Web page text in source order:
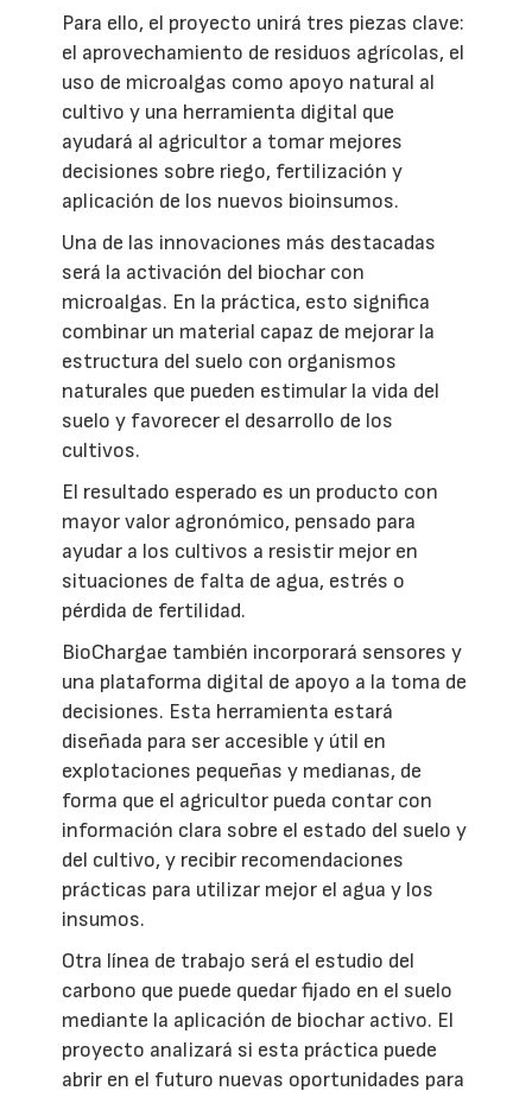
Para ello, el proyecto unirá tres piezas clave:
el aprovechamiento de residuos agrícolas, el
uso de microalgas como apoyo natural al
cultivo y una herramienta digital que
ayudará al agricultor a tomar mejores
decisiones sobre riego, fertilización y
aplicación de los nuevos bioinsumos.
Una de las innovaciones más destacadas
será la activación del biochar con
microalgas. En la práctica, esto significa
combinar un material capaz de mejorar la
estructura del suelo con organismos
naturales que pueden estimular la vida del
suelo y favorecer el desarrollo de los
cultivos.
El resultado esperado es un producto con
mayor valor agronómico, pensado para
ayudar a los cultivos a resistir mejor en
situaciones de falta de agua, estrés o
pérdida de fertilidad.
BioChargae también incorporará sensores y
una plataforma digital de apoyo a la toma de
decisiones. Esta herramienta estará
diseñada para ser accesible y útil en
explotaciones pequeñas y medianas, de
forma que el agricultor pueda contar con
información clara sobre el estado del suelo y
del cultivo, y recibir recomendaciones
prácticas para utilizar mejor el agua y los
insumos.
Otra línea de trabajo será el estudio del
carbono que puede quedar fijado en el suelo
mediante la aplicación de biochar activo. El
proyecto analizará si esta práctica puede
abrir en el futuro nuevas oportunidades para